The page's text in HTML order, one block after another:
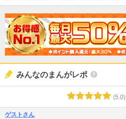
みんなのまんがレポ
(5.0)
ゲストさん